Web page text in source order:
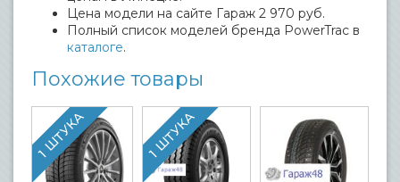
Цена модели на сайте Гараж 2 970 руб.
Полный список моделей бренда PowerTrac в
каталоге.
Похожие товары
1 ШТУКА 1 ШТУКА